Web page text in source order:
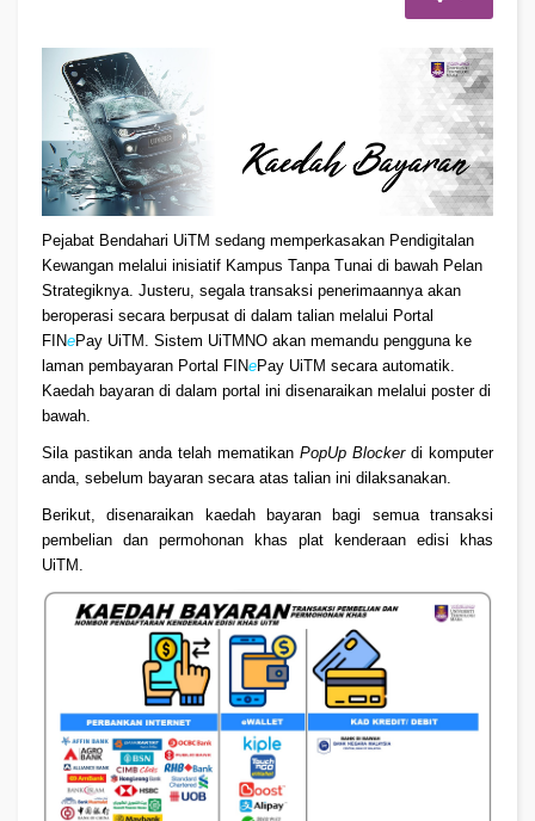
Pejabat Bendahari UiTM sedang memperkasakan Pendigitalan
Kewangan melalui inisiatif Kampus Tanpa Tunai di bawah Pelan
Strategiknya. Justeru, segala transaksi penerimaannya akan
beroperasi secara berpusat di dalam talian melalui Portal
FINePay UiTM. Sistem UiTMNO akan memandu pengguna ke
laman pembayaran Portal FINePay UiTM secara automatik.
Kaedah bayaran di dalam portal ini disenaraikan melalui poster di
bawah.
Sila pastikan anda telah mematikan PopUp Blocker di komputer
anda, sebelum bayaran secara atas talian ini dilaksanakan.
Berikut, disenaraikan kaedah bayaran bagi semua transaksi
pembelian dan permohonan khas plat kenderaan edisi khas
UiTM.